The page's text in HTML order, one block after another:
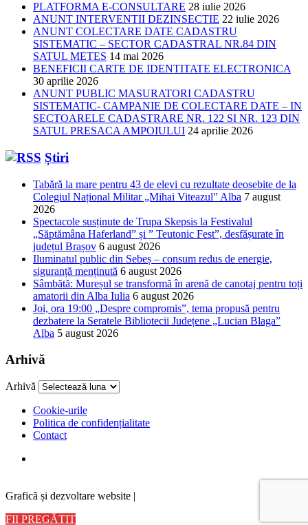
PLATFORMA E-CONSULTARE 28 iulie 2026
ANUNT INTERVENTII DEZINSECTIE 22 iulie 2026
ANUNT COLECTARE DATE CADASTRU
SISTEMATIC – SECTOR CADASTRAL NR.84 DIN
SATUL METES 14 mai 2026
BENEFICII CARTE DE IDENTITATE ELECTRONICA
30 aprilie 2026
ANUNT PUBLIC MASURATORI CADASTRU
SISTEMATIC- CAMPANIE DE COLECTARE DATE – IN
SECTOARELE CADASTRARE NR. 122 SI NR. 123 DIN
SATUL PRESACA AMPOIULUI 24 aprilie 2026
Știri
Tabără la mare pentru 43 de elevi cu rezultate deosebite de la
Colegiul Național Militar „Mihai Viteazul” Alba 7 august
2026
Spectacole susținute de Trupa Skepsis la Festivalul
„Săptămâna Haferland” și ” Teutonic Fest”, desfășurate în
județul Brașov 6 august 2026
Iluminatul public din Sebeș – consum redus de energie,
siguranță menținută 6 august 2026
Sâmbătă: Mureșul se transformă în arenă de canotaj pentru toți
amatorii din Alba Iulia 6 august 2026
Joi, ora 19:00 „Despre compromis”, tema propusă pentru
dezbatere la Seratele Bibliotecii Județene „Lucian Blaga”
Alba 5 august 2026
Arhivă
Arhivă
Cookie-urile
Politica de confidențialitate
Contact
Graficã și dezvoltare website |
FII PREGĂTIT